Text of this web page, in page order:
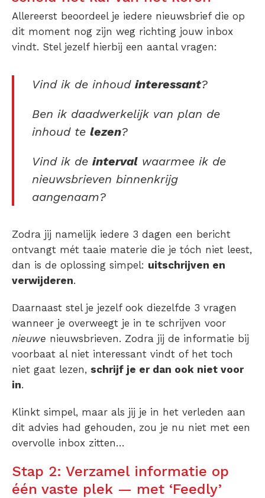
Allereerst beoordeel je iedere nieuwsbrief die op
dit moment nog zijn weg richting jouw inbox
vindt. Stel jezelf hierbij een aantal vragen:
Vind ik de inhoud interessant?
Ben ik daadwerkelijk van plan de
inhoud te lezen?
Vind ik de interval waarmee ik de
nieuwsbrieven binnenkrijg
aangenaam?
Zodra jij namelijk iedere 3 dagen een bericht
ontvangt mét taaie materie die je tóch niet leest,
dan is de oplossing simpel: uitschrijven en
verwijderen.
Daarnaast stel je jezelf ook diezelfde 3 vragen
wanneer je overweegt je in te schrijven voor
nieuwe nieuwsbrieven. Zodra jij de informatie bij
voorbaat al niet interessant vindt of het toch
niet gaat lezen, schrijf je er dan ook niet voor
in.
Klinkt simpel, maar als jij je in het verleden aan
dit advies had gehouden, zou je nu niet met een
overvolle inbox zitten…
Stap 2: Verzamel informatie op
één vaste plek — met ‘Feedly’